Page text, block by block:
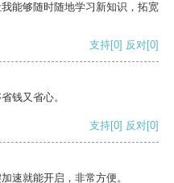
能够随时随地学习新知识，拓宽
支持[0] 反对[0]
钱又省心。
支持[0] 反对[0]
速就能开启，非常方便。